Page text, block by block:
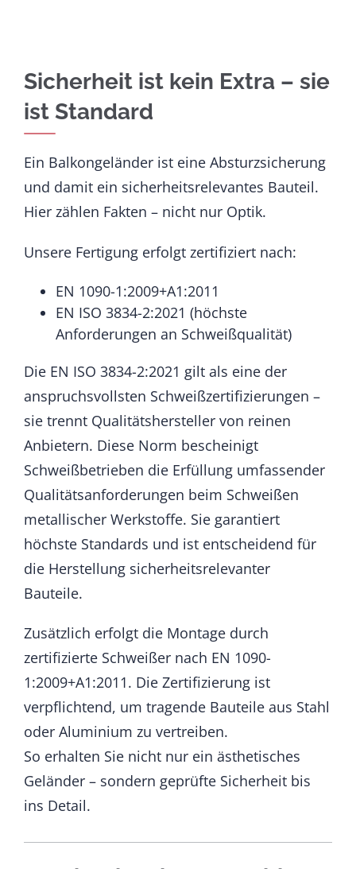
Sicherheit ist kein Extra – sie
ist Standard
Ein Balkongeländer ist eine Absturzsicherung
und damit ein sicherheitsrelevantes Bauteil.
Hier zählen Fakten – nicht nur Optik.
Unsere Fertigung erfolgt zertifiziert nach:
EN 1090-1:2009+A1:2011
EN ISO 3834-2:2021 (höchste
Anforderungen an Schweißqualität)
Die EN ISO 3834-2:2021 gilt als eine der
anspruchsvollsten Schweißzertifizierungen –
sie trennt Qualitätshersteller von reinen
Anbietern. Diese Norm bescheinigt
Schweißbetrieben die Erfüllung umfassender
Qualitätsanforderungen beim Schweißen
metallischer Werkstoffe. Sie garantiert
höchste Standards und ist entscheidend für
die Herstellung sicherheitsrelevanter
Bauteile.
Zusätzlich erfolgt die Montage durch
zertifizierte Schweißer nach EN 1090-
1:2009+A1:2011. Die Zertifizierung ist
verpflichtend, um tragende Bauteile aus Stahl
oder Aluminium zu vertreiben.
So erhalten Sie nicht nur ein ästhetisches
Geländer – sondern geprüfte Sicherheit bis
ins Detail.